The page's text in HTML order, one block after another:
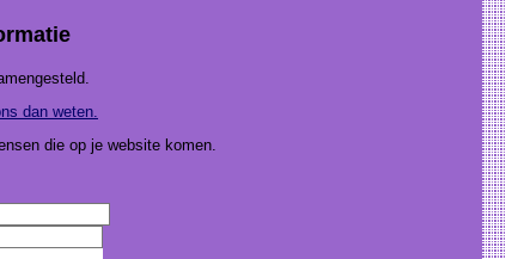
dan weten.
die op je website komen.